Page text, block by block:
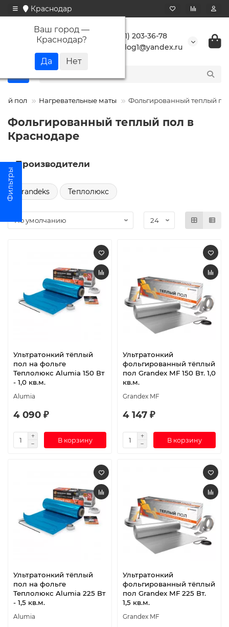
Краснодар
Ваш город —
Краснодар?
+7 (861) 203-36-78
buranlog1@yandex.ru
пол Нагревательные маты Фольгированный теплый
Фольгированный теплый пол в
Краснодаре
Производители
Grandeks Теплолюкс
Ультратонкий тёплый
пол на фольге
Теплолюкс Alumia 150 Вт
- 1,0 кв.м.
Alumia
4 090 ₽
В корзину
Ультратонкий
фольгированный тёплый
пол Grandex MF 150 Вт. 1,0
кв.м.
Grandex MF
4 147 ₽
В корзину
Ультратонкий тёплый
пол на фольге
Теплолюкс Alumia 225 Вт
- 1,5 кв.м.
Alumia
Ультратонкий
фольгированный тёплый
пол Grandex MF 225 Вт.
1,5 кв.м.
Grandex MF